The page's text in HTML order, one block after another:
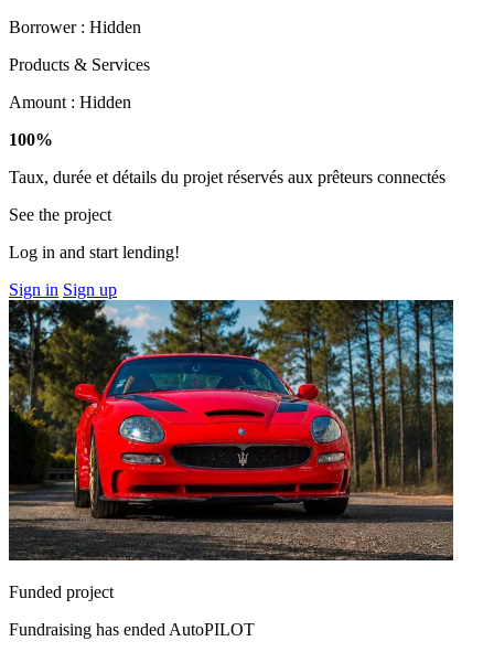
Borrower : Hidden
Products & Services
Amount : Hidden
100%
Taux, durée et détails du projet réservés aux prêteurs connectés
See the project
Log in and start lending!
Sign in Sign up
Funded project
Fundraising has ended AutoPILOT